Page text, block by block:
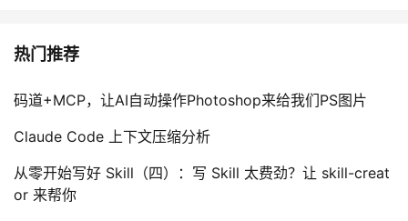
热门推荐
码道+MCP，让AI自动操作Photoshop来给我们PS图片
Claude Code 上下文压缩分析
从零开始写好 Skill（四）：写 Skill 太费劲？让 skill-creat
or 来帮你